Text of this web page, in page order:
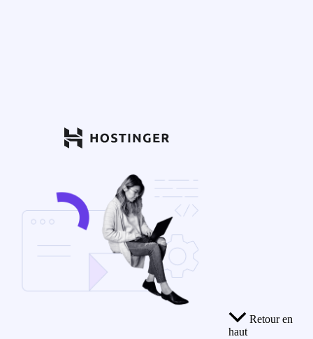
Retour en
haut